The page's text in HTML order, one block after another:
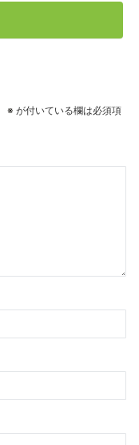
※ が付いている欄は必須項